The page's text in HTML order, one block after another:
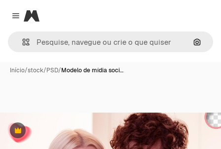
Close menu
Magnific
Início/stock/PSD/Modelo de mídia soci…
Premium